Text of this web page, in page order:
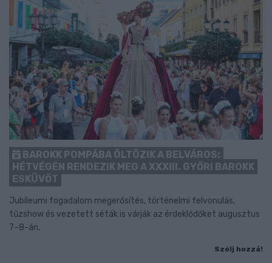
BAROKK POMPÁBA ÖLTÖZIK A BELVÁROS:
HÉTVÉGÉN RENDEZIK MEG A XXXIII. GYŐRI BAROKK
ESKÜVŐT
Jubileumi fogadalom megerősítés, történelmi felvonulás,
tűzshow és vezetett séták is várják az érdeklődőket augusztus
7–8-án.
Szólj hozzá!